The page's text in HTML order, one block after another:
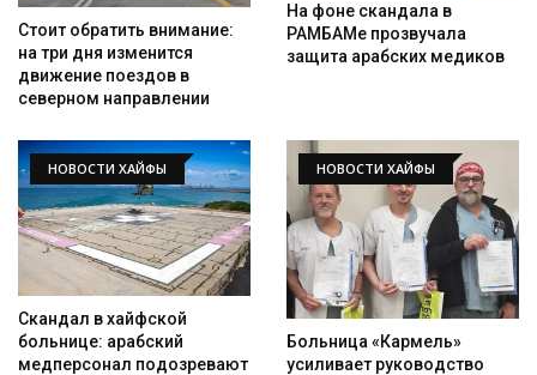
Стоит обратить внимание:
на три дня изменится
движение поездов в
северном направлении
На фоне скандала в
РАМБАМе прозвучала
защита арабских медиков
НОВОСТИ ХАЙФЫ
Скандал в хайфской
больнице: арабский
медперсонал подозревают
НОВОСТИ ХАЙФЫ
Больница «Кармель»
усиливает руководство